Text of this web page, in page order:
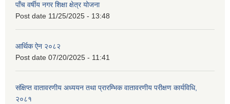
पाँच वर्षीय नगर शिक्षा क्षेत्र योजना
Post date 11/25/2025 - 13:48
आर्थिक ऐन २०८२
Post date 07/20/2025 - 11:41
संक्षिप्त वातावरणीय अध्ययन तथा प्रारम्भिक वातावरणीय परीक्षण कार्यविधि,
२०८१